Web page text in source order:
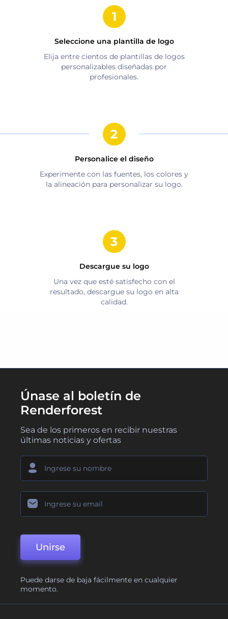
Seleccione una plantilla de logo
Elija entre cientos de plantillas de logos
personalizables diseñadas por
profesionales.
Personalice el diseño
Experimente con las fuentes, los colores y
la alineación para personalizar su logo.
Descargue su logo
Una vez que esté satisfecho con el
resultado, descargue su logo en alta
calidad.
Únase al boletín de
Renderforest
Sea de los primeros en recibir nuestras
últimas noticias y ofertas
Unirse
Puede darse de baja fácilmente en cualquier
momento.